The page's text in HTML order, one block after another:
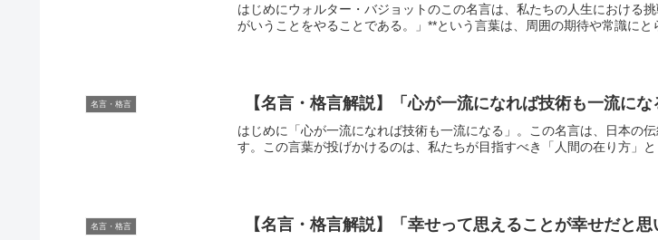
はじめにウォルター・バジョットのこの名言は、私たちの人生における
がいうことをやることである。」**という言葉は、周囲の期待や常識にと
名言・格言 【名言・格言解説】「心が一流になれば技術も一流に
はじめに「心が一流になれば技術も一流になる」。この名言は、日本の
す。この言葉が投げかけるのは、私たちが目指すべき「人間の在り方」
名言・格言
【名言・格言解説】「幸せって思えることが幸せだと